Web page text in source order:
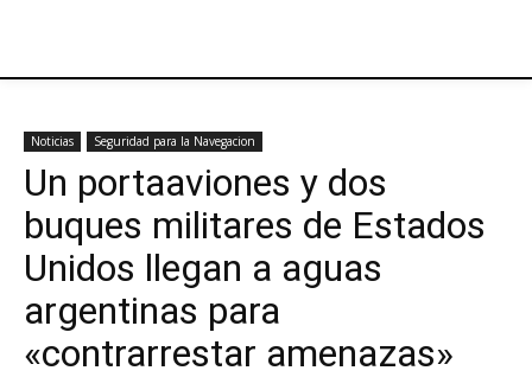
Noticias Seguridad para la Navegacion
Un portaaviones y dos
buques militares de Estados
Unidos llegan a aguas
argentinas para
«contrarrestar amenazas»